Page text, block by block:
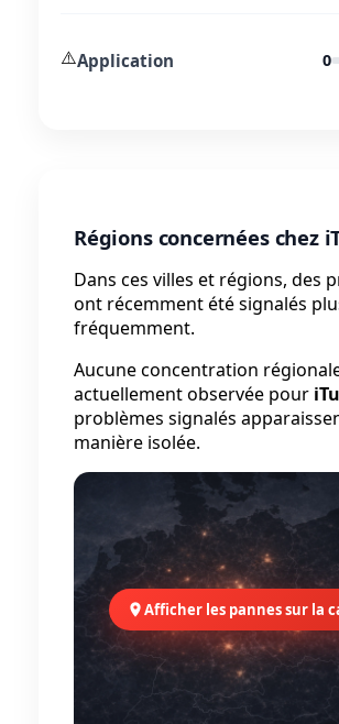
⚠️Application 0
Régions concernées chez
Dans ces villes et régions, des
ont récemment été signalés
fréquemment.
Aucune concentration
actuellement observée pour
problèmes signalés
manière isolée.
Afficher les pannes sur la